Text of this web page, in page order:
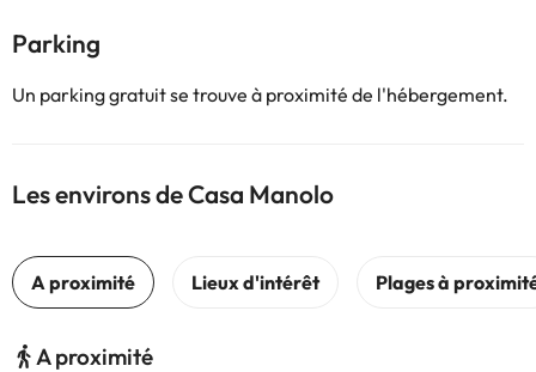
Parking
Un parking gratuit se trouve à proximité de l'hébergement.
Les environs de Casa Manolo
A proximité